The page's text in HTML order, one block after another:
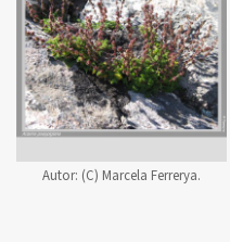
Autor: (C) Marcela Ferrerya.